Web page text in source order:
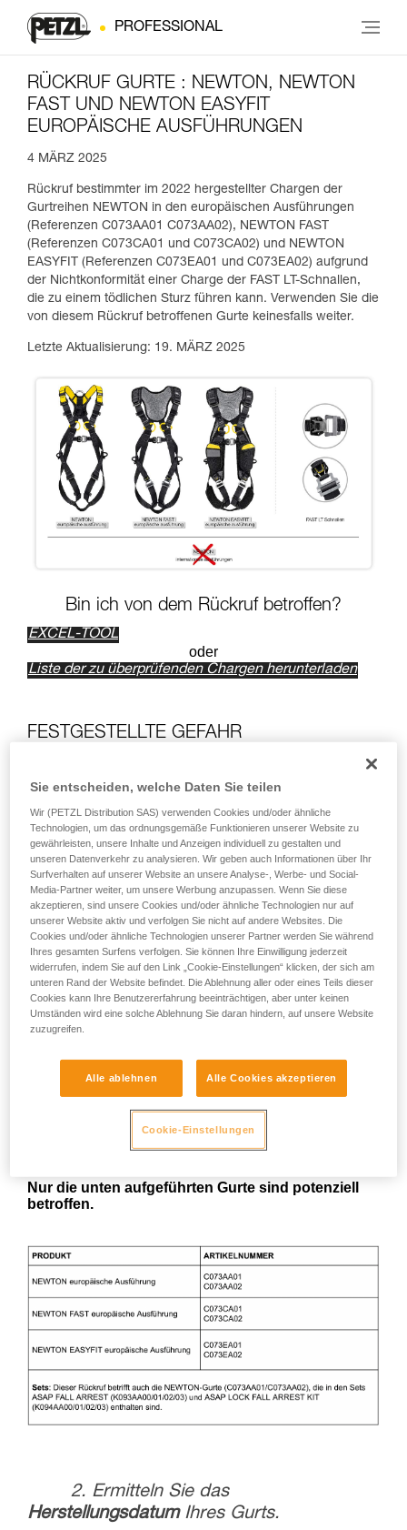
PROFESSIONAL
RÜCKRUF GURTE : NEWTON, NEWTON
FAST UND NEWTON EASYFIT
EUROPÄISCHE AUSFÜHRUNGEN
4 MÄRZ 2025
Rückruf bestimmter im 2022 hergestellter Chargen der
Gurtreihen NEWTON in den europäischen Ausführungen
(Referenzen C073AA01 C073AA02), NEWTON FAST
(Referenzen C073CA01 und C073CA02) und NEWTON
EASYFIT (Referenzen C073EA01 und C073EA02) aufgrund
der Nichtkonformität einer Charge der FAST LT-Schnallen,
die zu einem tödlichen Sturz führen kann. Verwenden Sie die
von diesem Rückruf betroffenen Gurte keinesfalls weiter.
Letzte Aktualisierung: 19. MÄRZ 2025
Bin ich von dem Rückruf betroffen?
EXCEL-TOOL
oder
Liste der zu überprüfenden Chargen herunterladen
FESTGESTELLTE GEFAHR
festgestellt. Im Falle der betroffenen Gurte dient die auf
Brusthöhe angebrachte FAST LT-Schnalle zum Schließen
des Gurts.
Wenn die dorsale Befestigungsöse zum Einhängen
verwendet wird und die FAST LT-Schnalle abbricht, ist der
Gurt nicht mehr geschlossen. Bei einem Absturz oder freiem
Hängen kann dies dazu führen, dass die anwendende
Person aus dem Gurt rutscht und somit auf den Boden
stürzt.
WELCHE GURTE SIND VON DIESEM
RÜCKRUF BETROFFEN?
Es sindausschließlich bestimmte Chargen
Die Gurte der NEWTON-Reihe in den europäischen
Nur die unten aufgeführten Gurte sind potenziell
betroffen.
2. Ermitteln Sie das
Herstellungsdatum Ihres Gurts.
Sie entscheiden, welche Daten Sie teilen
Wir (PETZL Distribution SAS) verwenden Cookies und/oder ähnliche
Technologien, um das ordnungsgemäße Funktionieren unserer Website zu
gewährleisten, unsere Inhalte und Anzeigen individuell zu gestalten und
unseren Datenverkehr zu analysieren. Wir geben auch Informationen über Ihr
Surfverhalten auf unserer Website an unsere Analyse-, Werbe- und Social-
Media-Partner weiter, um unsere Werbung anzupassen. Wenn Sie diese
akzeptieren, sind unsere Cookies und/oder ähnliche Technologien nur auf
unserer Website aktiv und verfolgen Sie nicht auf andere Websites. Die
Cookies und/oder ähnliche Technologien unserer Partner werden Sie während
Ihres gesamten Surfens verfolgen. Sie können Ihre Einwilligung jederzeit
widerrufen, indem Sie auf den Link „Cookie-Einstellungen“ klicken, der sich am
unteren Rand der Website befindet. Die Ablehnung aller oder eines Teils dieser
Cookies kann Ihre Benutzererfahrung beeinträchtigen, aber unter keinen
Umständen wird eine solche Ablehnung Sie daran hindern, auf unsere Website
zuzugreifen.
Alle ablehnen Alle Cookies akzeptieren
Cookie-Einstellungen